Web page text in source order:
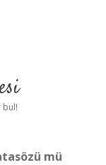
bul!
mü